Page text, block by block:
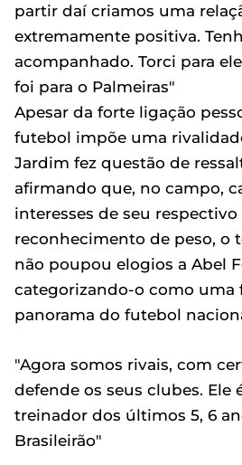
partir daí criamos uma
extremamente positiva.
acompanhado. Torci para
foi para o Palmeiras"
Apesar da forte ligação
futebol impõe uma
Jardim fez questão de
afirmando que, no campo,
interesses de seu
reconhecimento de peso, o
não poupou elogios a Abel
categorizando-o como uma
panorama do futebol
"Agora somos rivais, com
defende os seus clubes. Ele
treinador dos últimos 5, 6
Brasileirão"